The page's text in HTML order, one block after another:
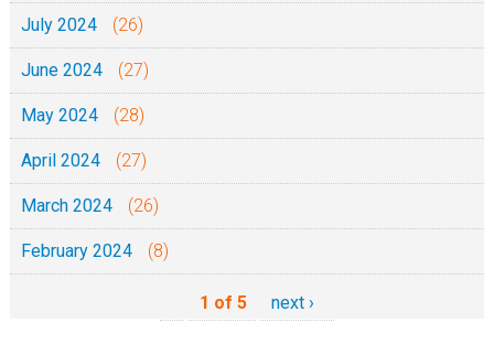
July 2024 (26)
June 2024 (27)
May 2024 (28)
April 2024 (27)
March 2024 (26)
February 2024 (8)
1 of 5 next ›